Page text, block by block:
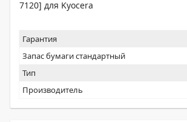
7120] для Kyocera
Гарантия
Запас бумаги стандартный
Тип
Производитель